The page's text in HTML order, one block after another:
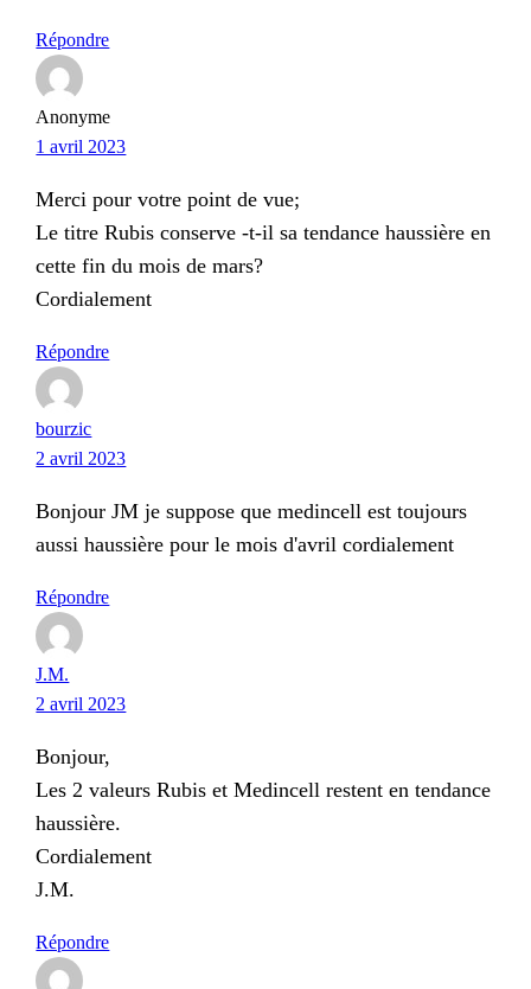
Répondre
Anonyme
1 avril 2023
Merci pour votre point de vue;
Le titre Rubis conserve -t-il sa tendance haussière en
cette fin du mois de mars?
Cordialement
Répondre
bourzic
2 avril 2023
Bonjour JM je suppose que medincell est toujours
aussi haussière pour le mois d'avril cordialement
Répondre
J.M.
2 avril 2023
Bonjour,
Les 2 valeurs Rubis et Medincell restent en tendance
haussière.
Cordialement
J.M.
Répondre